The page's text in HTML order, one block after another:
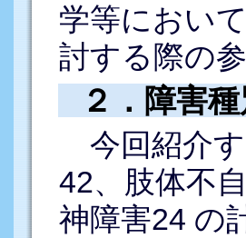
学等におい
討する際の
２．障害
今回紹介す
42、肢体不
神障害24 の